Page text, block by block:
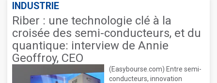
INDUSTRIE
Riber : une technologie clé à la
croisée des semi-conducteurs, et du
quantique: interview de Annie
Geoffroy, CEO
(Easybourse.com) Entre semi-
conducteurs, innovation